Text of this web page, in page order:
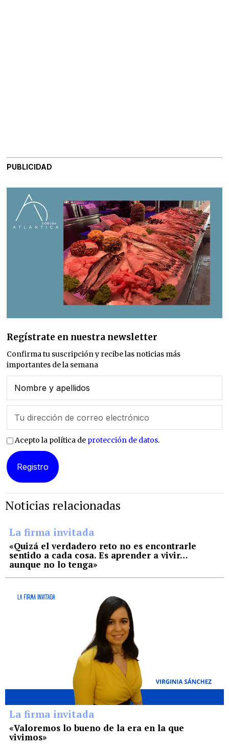
PUBLICIDAD
Regístrate en nuestra newsletter
Confirma tu suscripción y recibe las noticias más
importantes de la semana
Acepto la política de protección de datos.
Noticias relacionadas
La firma invitada
«Quizá el verdadero reto no es encontrarle
sentido a cada cosa. Es aprender a vivir…
aunque no lo tenga»
La firma invitada
«Valoremos lo bueno de la era en la que
vivimos»